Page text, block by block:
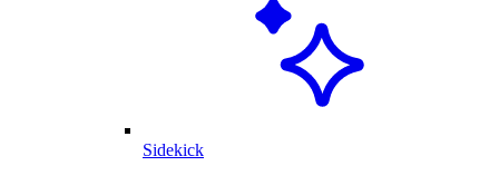
Sidekick